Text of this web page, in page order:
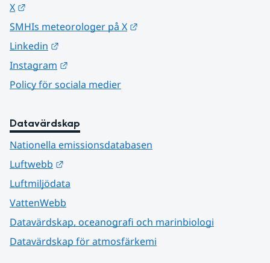
X
SMHIs meteorologer på X
Linkedin
Instagram
Policy för sociala medier
Datavärdskap
Nationella emissionsdatabasen
Luftwebb
Luftmiljödata
VattenWebb
Datavärdskap, oceanografi och marinbiologi
Datavärdskap för atmosfärkemi